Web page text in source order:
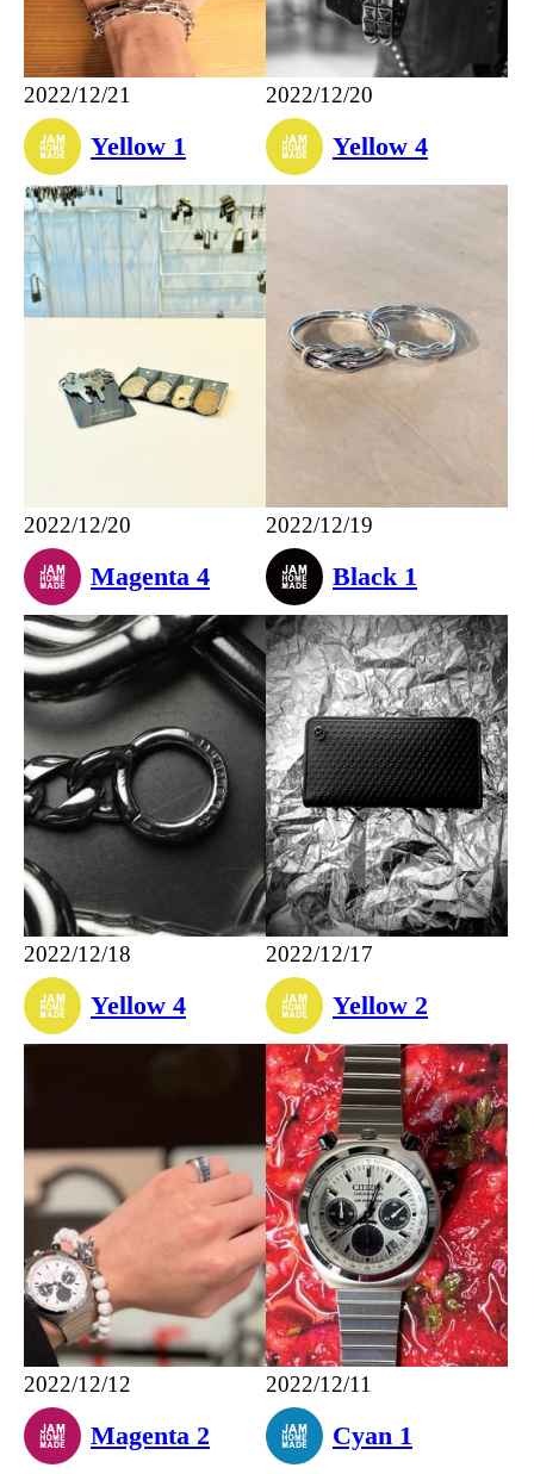
2022/12/21
Yellow 1
2022/12/20
Yellow 4
2022/12/20
Magenta 4
2022/12/19
Black 1
2022/12/18
Yellow 4
2022/12/17
Yellow 2
2022/12/12
Magenta 2
2022/12/11
Cyan 1